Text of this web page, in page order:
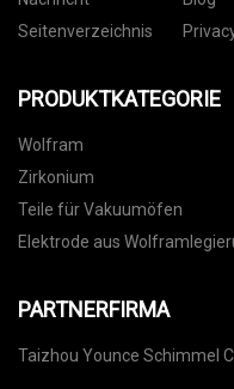
Seitenverzeichnis
PRODUKTKATEGORIE
Wolfram
Zirkonium
Teile für Vakuumöfen
Elektrode aus
PARTNERFIRMA
Taizhou Younce Schimmel Co.,